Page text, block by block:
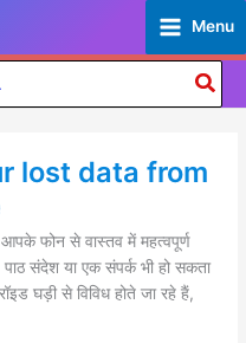
Menu
lost data from
फोन से वास्तव में महत्वपूर्ण
पाठ संदेश या एक संपर्क भी हो सकता
घड़ी से विविध होते जा रहे हैं,